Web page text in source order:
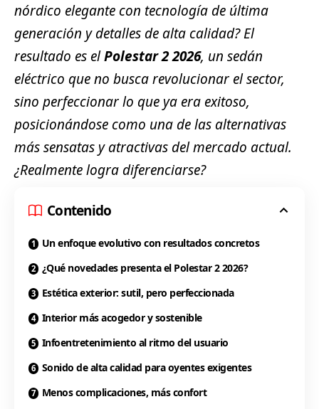
nórdico elegante con tecnología de última
generación y detalles de alta calidad? El
resultado es elPolestar 2 2026, un sedán
eléctrico que no busca revolucionar el sector,
sino perfeccionar lo que ya era exitoso,
posicionándose como una de las alternativas
más sensatas y atractivas del mercado actual.
¿Realmente logra diferenciarse?
Contenido
Un enfoque evolutivo con resultados concretos
¿Qué novedades presenta el Polestar 2 2026?
Estética exterior: sutil, pero perfeccionada
Interior más acogedor y sostenible
Infoentretenimiento al ritmo del usuario
Sonido de alta calidad para oyentes exigentes
Menos complicaciones, más confort